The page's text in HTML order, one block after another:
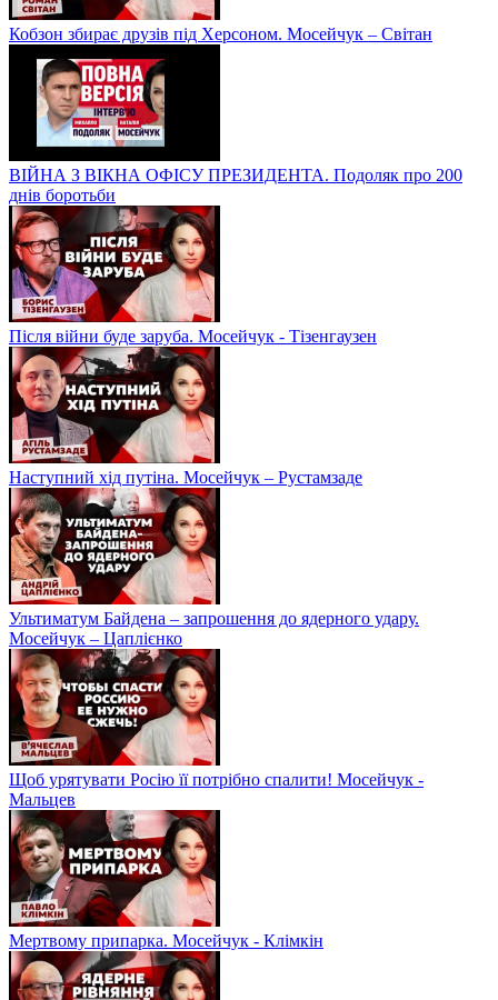
Кобзон збирає друзів під Херсоном. Мосейчук – Світан
ВІЙНА З ВІКНА ОФІСУ ПРЕЗИДЕНТА. Подоляк про 200
днів боротьби
Після війни буде заруба. Мосейчук - Тізенгаузен
Наступний хід путіна. Мосейчук – Рустамзаде
Ультиматум Байдена – запрошення до ядерного удару.
Мосейчук – Цаплієнко
Щоб урятувати Росію її потрібно спалити! Мосейчук -
Мальцев
Мертвому припарка. Мосейчук - Клімкін